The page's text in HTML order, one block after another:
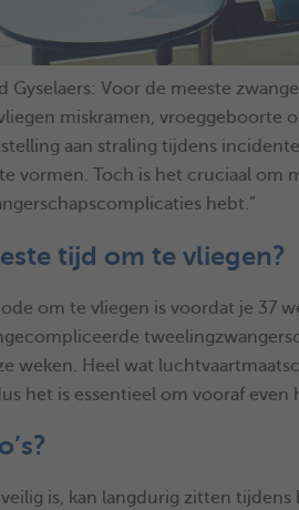
Gyselaers: Voor de meeste
miskramen, vroeggeboorte
aan straling tijdens
vormen. Toch is het cruciaal om
hebt.”
tijd om te vliegen?
om te vliegen is voordat je 37
weken. Heel wat
het is essentieel om vooraf even
is, kan langdurig zitten